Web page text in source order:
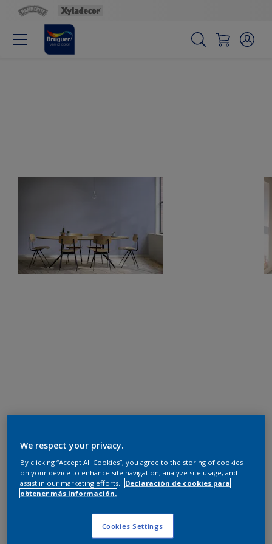
We respect your privacy.
By clicking “Accept All Cookies”, you agree to the storing of cookies
on your device to enhance site navigation, analyze site usage, and
assist in our marketing efforts.
Declaración de cookies para
obtener más información.
Cookies Settings